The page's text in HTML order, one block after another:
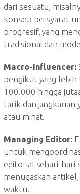
dari sesuatu,
konsep bersyarat
progresif, yang
tradisional dan
Macro-Influencer:
pengikut yang lebih
100.000 hingga
tarik dan jangkauan
atau minat.
Managing Editor:
untuk
editorial sehari-hari
menugaskan
waktu.